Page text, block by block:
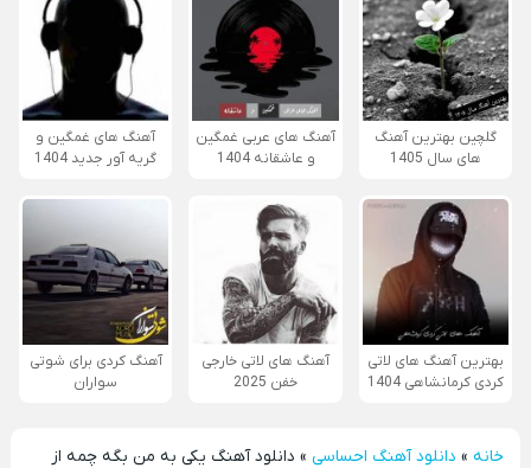
گلچین بهترین آهنگ
های سال 1405
آهنگ های عربی غمگین
و عاشقانه 1404
آهنگ های غمگین و
گریه آور جدید 1404
بهترین آهنگ های لاتی
کردی کرمانشاهی 1404
آهنگ های لاتی خارجی
خفن 2025
آهنگ کردی برای شوتی
سواران
خانه» دانلود آهنگ احساسی» دانلود آهنگ یکی به من بگه چمه از